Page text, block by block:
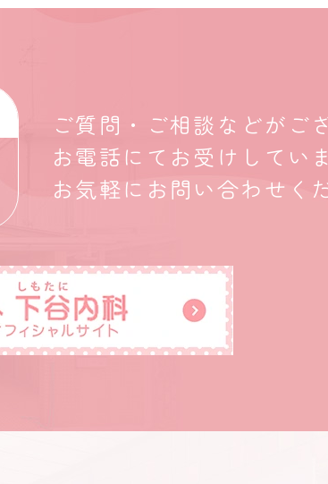
ご質問・ご相談などがご
お電話にてお受けしてい
お気軽にお問い合わせく